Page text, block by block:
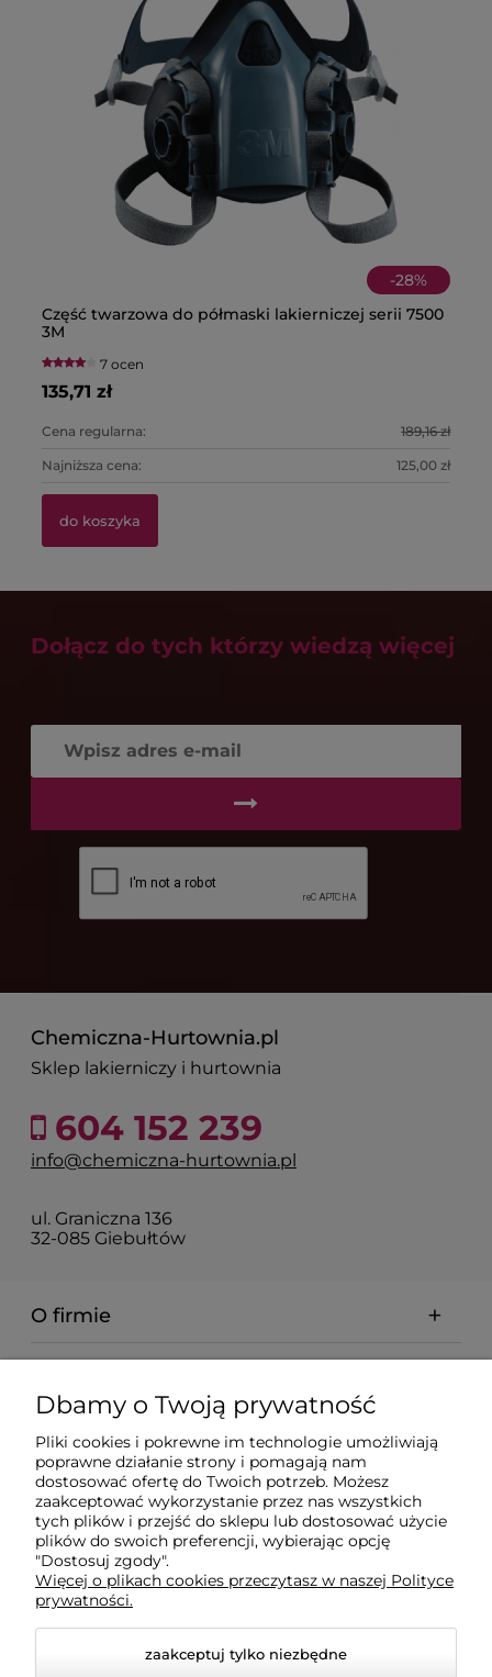
-28%
Część twarzowa do półmaski lakierniczej serii 7500
3M
7 ocen
135,71 zł
Cena regularna: 189,16 zł
Najniższa cena: 125,00 zł
do koszyka
Dołącz do tych którzy wiedzą więcej
Chemiczna-Hurtownia.pl
Sklep lakierniczy i hurtownia
604 152 239
info@chemiczna-hurtownia.pl
ul. Graniczna 136
32-085 Giebułtów
O firmie
Dostawa
Moje konto
Gwarancja i zwroty
Dbamy o Twoją prywatność
Pliki cookies i pokrewne im technologie umożliwiają
poprawne działanie strony i pomagają nam
dostosować ofertę do Twoich potrzeb. Możesz
zaakceptować wykorzystanie przez nas wszystkich
tych plików i przejść do sklepu lub dostosować użycie
plików do swoich preferencji, wybierając opcję
"Dostosuj zgody".
Więcej o plikach cookies przeczytasz w naszej Polityce
prywatności.
zaakceptuj tylko niezbędne